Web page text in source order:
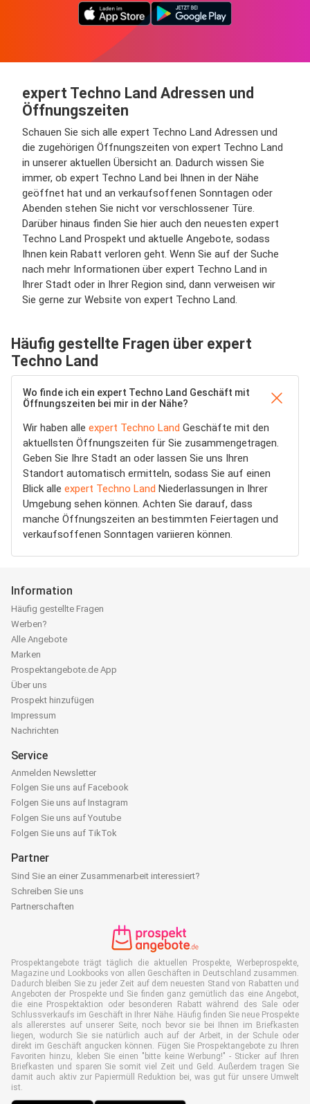
expert Techno Land Adressen und
Öffnungszeiten
Schauen Sie sich alle expert Techno Land Adressen und
die zugehörigen Öffnungszeiten von expert Techno Land
in unserer aktuellen Übersicht an. Dadurch wissen Sie
immer, ob expert Techno Land bei Ihnen in der Nähe
geöffnet hat und an verkaufsoffenen Sonntagen oder
Abenden stehen Sie nicht vor verschlossener Türe.
Darüber hinaus finden Sie hier auch den neuesten expert
Techno Land Prospekt und aktuelle Angebote, sodass
Ihnen kein Rabatt verloren geht. Wenn Sie auf der Suche
nach mehr Informationen über expert Techno Land in
Ihrer Stadt oder in Ihrer Region sind, dann verweisen wir
Sie gerne zur Website von expert Techno Land.
Häufig gestellte Fragen über expert
Techno Land
Wo finde ich ein expert Techno Land Geschäft mit
Öffnungszeiten bei mir in der Nähe?
Wir haben alle expert Techno Land Geschäfte mit den
aktuellsten Öffnungszeiten für Sie zusammengetragen.
Geben Sie Ihre Stadt an oder lassen Sie uns Ihren
Standort automatisch ermitteln, sodass Sie auf einen
Blick alle expert Techno Land Niederlassungen in Ihrer
Umgebung sehen können. Achten Sie darauf, dass
manche Öffnungszeiten an bestimmten Feiertagen und
verkaufsoffenen Sonntagen variieren können.
Information
Häufig gestellte Fragen
Werben?
Alle Angebote
Marken
Prospektangebote.de App
Über uns
Prospekt hinzufügen
Impressum
Nachrichten
Service
Anmelden Newsletter
Folgen Sie uns auf Facebook
Folgen Sie uns auf Instagram
Folgen Sie uns auf Youtube
Folgen Sie uns auf TikTok
Partner
Sind Sie an einer Zusammenarbeit interessiert?
Schreiben Sie uns
Partnerschaften
Prospektangebote trägt täglich die aktuellen Prospekte, Werbeprospekte,
Magazine und Lookbooks von allen Geschäften in Deutschland zusammen.
Dadurch bleiben Sie zu jeder Zeit auf dem neuesten Stand von Rabatten und
Angeboten der Prospekte und Sie finden ganz gemütlich das eine Angebot,
die eine Prospektaktion oder besonderen Rabatt während des Sale oder
Schlussverkaufs im Geschäft in Ihrer Nähe. Häufig finden Sie neue Prospekte
als allererstes auf unserer Seite, noch bevor sie bei Ihnen im Briefkasten
liegen, wodurch Sie sie natürlich auch auf der Arbeit, in der Schule oder
direkt im Geschäft angucken können. Fügen Sie Prospektangebote zu Ihren
Favoriten hinzu, kleben Sie einen "bitte keine Werbung!" - Sticker auf Ihren
Briefkasten und sparen Sie somit viel Zeit und Geld. Außerdem tragen Sie
damit auch aktiv zur Papiermüll Reduktion bei, was gut für unsere Umwelt
ist.